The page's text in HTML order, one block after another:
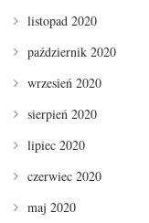
listopad 2020
październik 2020
wrzesień 2020
sierpień 2020
lipiec 2020
czerwiec 2020
maj 2020